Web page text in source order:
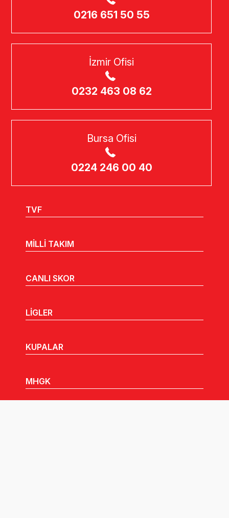
0216 651 50 55
İzmir Ofisi
0232 463 08 62
Bursa Ofisi
0224 246 00 40
TVF
MİLLİ TAKIM
CANLI SKOR
LİGLER
KUPALAR
MHGK